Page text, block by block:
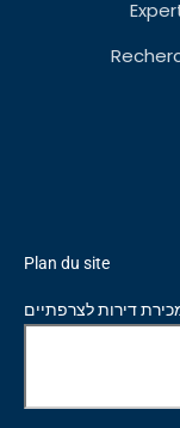
Plan du site
דירות לצרפתיים